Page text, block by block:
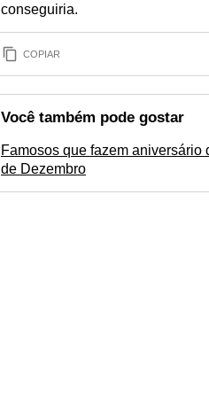
conseguiria.
COPIAR
Você também pode gostar
Famosos que fazem aniversário
de Dezembro